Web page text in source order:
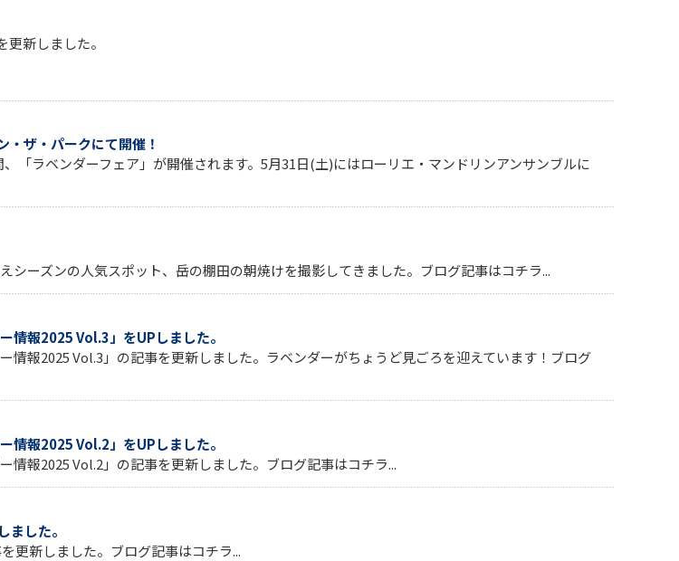
新しました。
・ザ・パークにて開催！
「ラベンダーフェア」が開催されます。5月31日(土)にはローリエ・マンドリンアンサンブルに
ーズンの人気スポット、岳の棚田の朝焼けを撮影してきました。ブログ記事はコチラ...
情報2025 Vol.3」をUPしました。
報2025 Vol.3」の記事を更新しました。ラベンダーがちょうど見ごろを迎えています！ブログ
情報2025 Vol.2」をUPしました。
報2025 Vol.2」の記事を更新しました。ブログ記事はコチラ...
した。
更新しました。ブログ記事はコチラ...